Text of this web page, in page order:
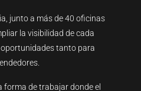
junto a más de 40 oficinas
la visibilidad de cada
tanto para
forma de trabajar donde el